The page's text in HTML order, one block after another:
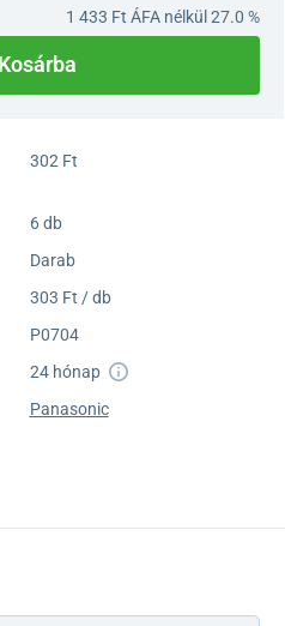
1 433 Ft ÁFA nélkül 27.0 %
Kosárba
302 Ft
6 db
Darab
303 Ft / db
P0704
24 hónap
Panasonic